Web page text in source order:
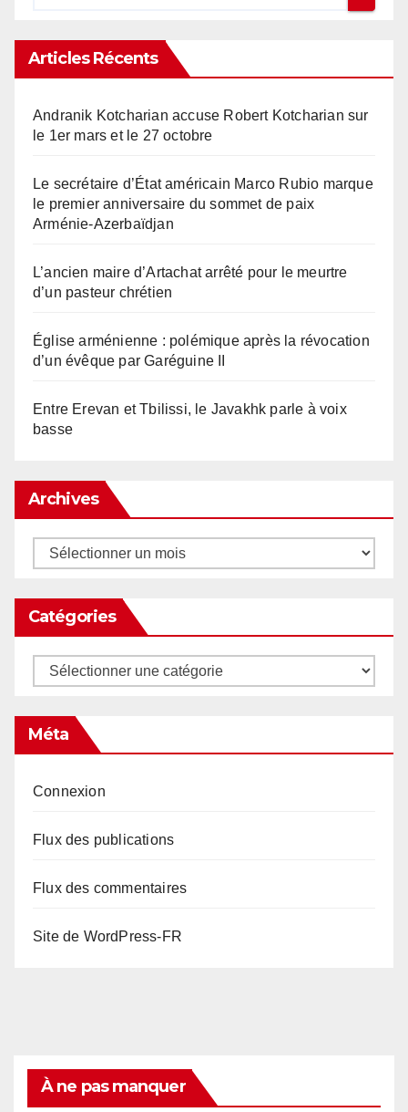
Articles Récents
Andranik Kotcharian accuse Robert Kotcharian sur
le 1er mars et le 27 octobre
Le secrétaire d’État américain Marco Rubio marque
le premier anniversaire du sommet de paix
Arménie-Azerbaïdjan
L’ancien maire d’Artachat arrêté pour le meurtre
d’un pasteur chrétien
Église arménienne : polémique après la révocation
d’un évêque par Garéguine II
Entre Erevan et Tbilissi, le Javakhk parle à voix
basse
Archives
Archives
Catégories
Catégories
Méta
Connexion
Flux des publications
Flux des commentaires
Site de WordPress-FR
À ne pas manquer